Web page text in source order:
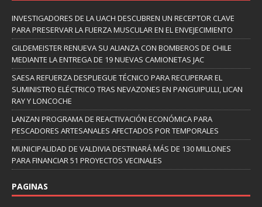
INVESTIGADORES DE LA UACH DESCUBREN UN RECEPTOR CLAVE
PARA PRESERVAR LA FUERZA MUSCULAR EN EL ENVEJECIMIENTO
GILDEMEISTER RENUEVA SU ALIANZA CON BOMBEROS DE CHILE
MEDIANTE LA ENTREGA DE 19 NUEVAS CAMIONETAS JAC
SAESA REFUERZA DESPLIEGUE TÉCNICO PARA RECUPERAR EL
SUMINISTRO ELÉCTRICO TRAS NEVAZONES EN PANGUIPULLI, LICAN
RAY Y LONCOCHE
LANZAN PROGRAMA DE REACTIVACIÓN ECONÓMICA PARA
PESCADORES ARTESANALES AFECTADOS POR TEMPORALES
MUNICIPALIDAD DE VALDIVIA DESTINARÁ MÁS DE 130 MILLONES
PARA FINANCIAR 51 PROYECTOS VECINALES
PAGINAS